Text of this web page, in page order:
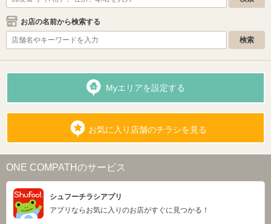
お店の名前から検索する
Myエリアを設定する
お気に入り店舗のチラシを見る
ONE COMPATHのサービス
シュフーチラシアプリ
アプリならお気に入りのお店がすぐに見つかる！